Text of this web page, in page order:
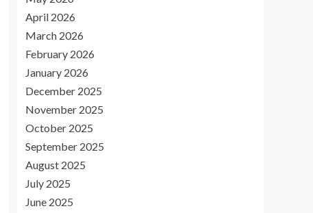
April 2026
March 2026
February 2026
January 2026
December 2025
November 2025
October 2025
September 2025
August 2025
July 2025
June 2025